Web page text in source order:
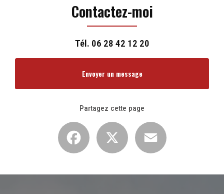
Contactez-moi
Tél. 06 28 42 12 20
Envoyer un message
Partagez cette page
Facebook